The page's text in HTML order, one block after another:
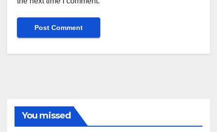
You missed